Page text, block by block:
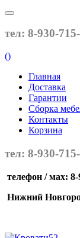
тел: 8-930-
()
Главная
Доставка
Гарантии
Сборка
Контакты
Корзина
тел: 8-930-
телефон / мах: 8-
Нижний